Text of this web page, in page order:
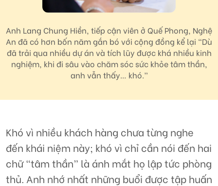
Anh Lang Chung Hiền, tiếp cận viên ở Quế Phong, Nghệ
An đã có hơn bốn năm gắn bó với cộng đồng kể lại “Dù
đã trải qua nhiều dự án và tích lũy được khá nhiều kinh
nghiệm, khi đi sâu vào chăm sóc sức khỏe tâm thần,
anh vẫn thấy… khó.”
Khó vì nhiều khách hàng chưa từng nghe
đến khái niệm này; khó vì chỉ cần nói đến hai
chữ “tâm thần” là ánh mắt họ lập tức phòng
thủ. Anh nhớ nhất những buổi được tập huấn